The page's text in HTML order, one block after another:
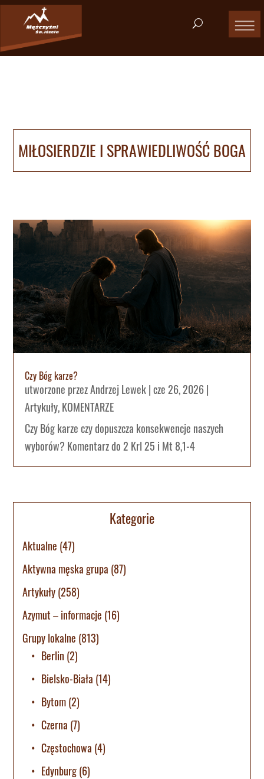
MIŁOSIERDZIE I SPRAWIEDLIWOŚĆ BOGA
Czy Bóg karze?
utworzone przezAndrzej Lewek|cze 26, 2026|
Artykuły,KOMENTARZE
Czy Bóg karze czy dopuszcza konsekwencje naszych
wyborów? Komentarz do 2 Krl 25 i Mt 8,1-4
Kategorie
Aktualne (47)
Aktywna męska grupa (87)
Artykuły(258)
Azymut – informacje (16)
Grupy lokalne (813)
Berlin (2)
Bielsko-Biała (14)
Bytom(2)
Czerna (7)
Częstochowa (4)
Edynburg(6)